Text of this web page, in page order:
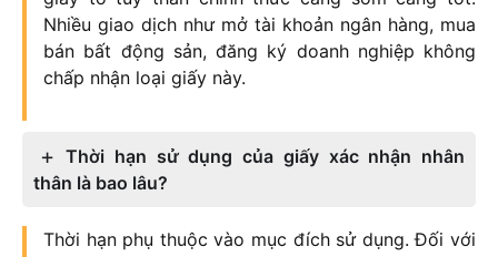
Nhiều giao dịch như mở tài khoản ngân hàng, mua
bán bất động sản, đăng ký doanh nghiệp không
chấp nhận loại giấy này.
Thời hạn sử dụng của giấy xác nhận nhân
thân là bao lâu?
Thời hạn phụ thuộc vào mục đích sử dụng. Đối với